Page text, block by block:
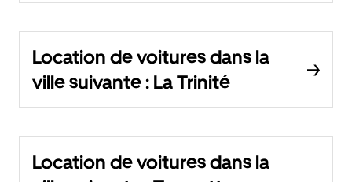
Location de voitures dans la
ville suivante : La Trinité
Location de voitures dans la